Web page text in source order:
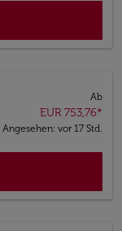
Ab
EUR 753,76*
Angesehen: vor 17 Std.